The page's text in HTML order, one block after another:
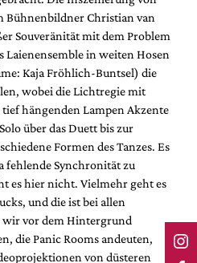
Bühnenbildner Christian van
Souveränität mit dem Problem
Laienensemble in weiten Hosen
Kaja Fröhlich-Buntsel) die
wobei die Lichtregie mit
hängenden Lampen Akzente
über das Duett bis zur
Formen des Tanzes. Es
fehlende Synchronität zu
es hier nicht. Vielmehr geht es
und die ist bei allen
wir vor dem Hintergrund
die Panic Rooms andeuten,
von düsteren